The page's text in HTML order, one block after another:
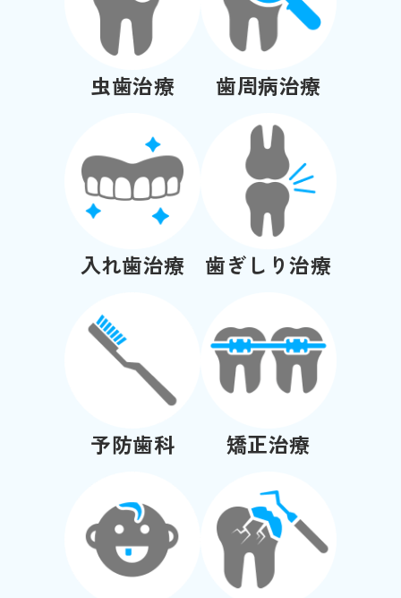
虫歯治療 歯周病治療
入れ歯治療 歯ぎしり治療
予防歯科 矯正治療